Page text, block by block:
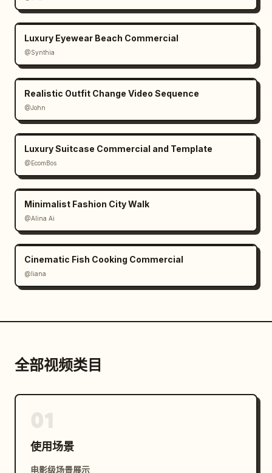
Luxury Eyewear Beach Commercial
@Synthia
Realistic Outfit Change Video Sequence
@John
Luxury Suitcase Commercial and Template
@EcomBos
Minimalist Fashion City Walk
@Alina Ai
Cinematic Fish Cooking Commercial
@liana
全部视频类目
使用场景
电影级场景展示